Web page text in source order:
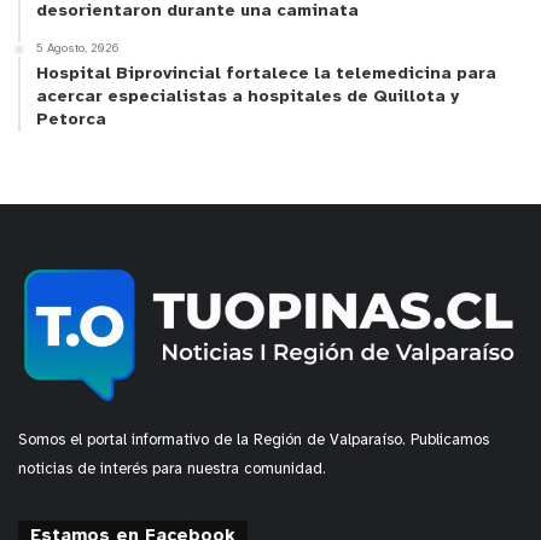
desorientaron durante una caminata
5 Agosto, 2026
Hospital Biprovincial fortalece la telemedicina para
acercar especialistas a hospitales de Quillota y
Petorca
Somos el portal informativo de la Región de Valparaíso. Publicamos
noticias de interés para nuestra comunidad.